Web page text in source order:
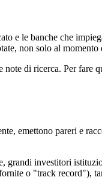
e le banche che
non solo al
di ricerca. Per fare
emettono pareri e
grandi investitori
o "track record"),